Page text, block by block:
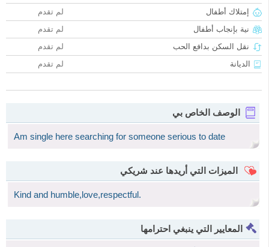
إمتلاك أطفال
لم تقدم
نية بإنجاب أطفال
لم تقدم
نقل السكن بدافع الحب
لم تقدم
الديانة
لم تقدم
الوصف الخاص بي
Am single here searching for someone serious to date
الميزات التي أريدها عند شريكي
Kind and humble,love,respectful.
المعايير التي ينبغي احترامها